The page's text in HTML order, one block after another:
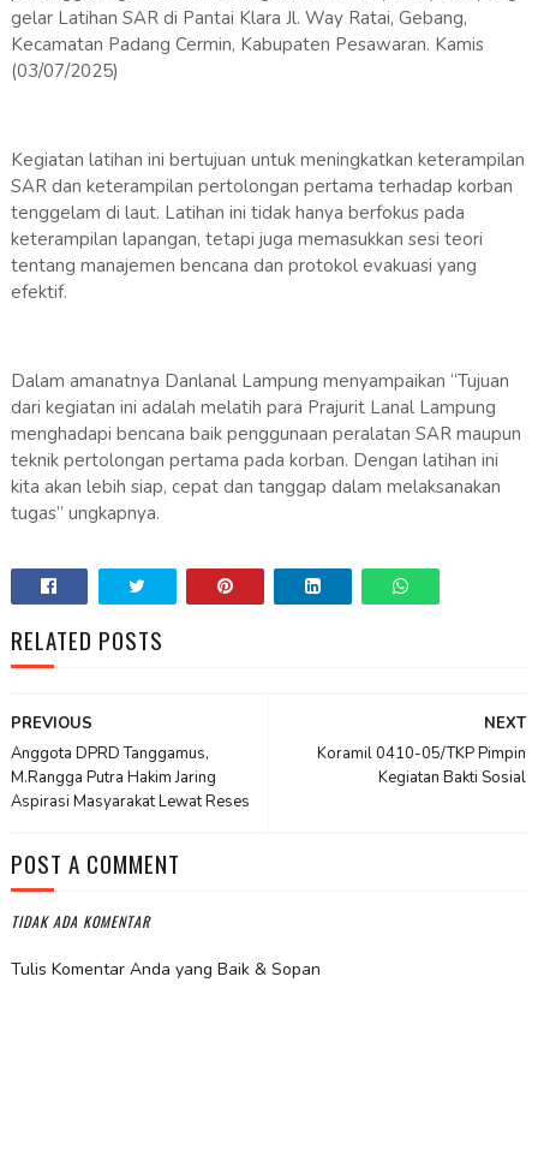
gelar Latihan SAR di Pantai Klara Jl. Way Ratai, Gebang,
Kecamatan Padang Cermin, Kabupaten Pesawaran. Kamis
(03/07/2025)
Kegiatan latihan ini bertujuan untuk meningkatkan keterampilan
SAR dan keterampilan pertolongan pertama terhadap korban
tenggelam di laut. Latihan ini tidak hanya berfokus pada
keterampilan lapangan, tetapi juga memasukkan sesi teori
tentang manajemen bencana dan protokol evakuasi yang
efektif.
Dalam amanatnya Danlanal Lampung menyampaikan “Tujuan
dari kegiatan ini adalah melatih para Prajurit Lanal Lampung
menghadapi bencana baik penggunaan peralatan SAR maupun
teknik pertolongan pertama pada korban. Dengan latihan ini
kita akan lebih siap, cepat dan tanggap dalam melaksanakan
tugas” ungkapnya.
RELATED POSTS
NEXT
Koramil 0410-05/TKP Pimpin
Kegiatan Bakti Sosial
PREVIOUS
Anggota DPRD Tanggamus,
M.Rangga Putra Hakim Jaring
Aspirasi Masyarakat Lewat Reses
POST A COMMENT
TIDAK ADA KOMENTAR
Tulis Komentar Anda yang Baik & Sopan